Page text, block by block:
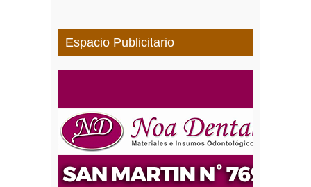
Espacio Publicitario